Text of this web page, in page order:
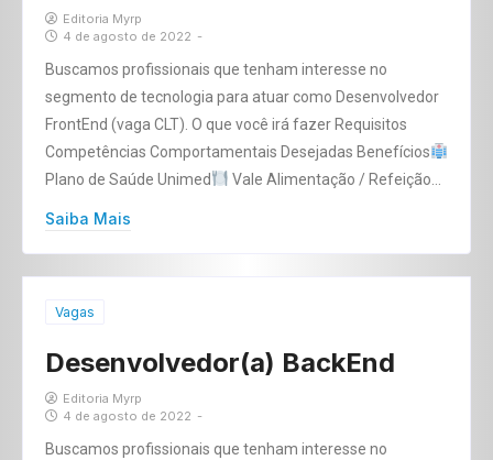
Editoria Myrp
4 de agosto de 2022 -
Buscamos profissionais que tenham interesse no
segmento de tecnologia para atuar como Desenvolvedor
FrontEnd (vaga CLT). O que você irá fazer Requisitos
Competências Comportamentais Desejadas Benefícios
Plano de Saúde Unimed
Vale Alimentação / Refeição…
Saiba Mais
Vagas
Desenvolvedor(a) BackEnd
Editoria Myrp
4 de agosto de 2022 -
Buscamos profissionais que tenham interesse no